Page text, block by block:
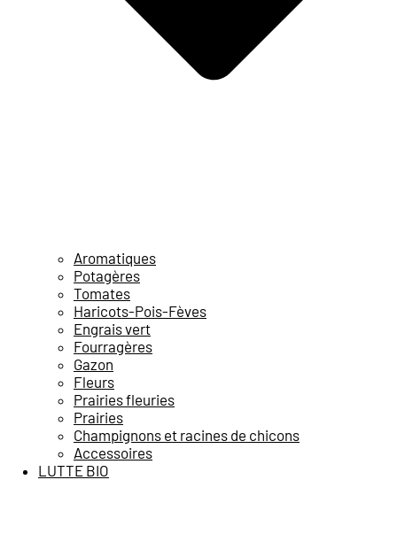
Aromatiques
Potagères
Tomates
Haricots-Pois-Fèves
Engrais vert
Fourragères
Gazon
Fleurs
Prairies fleuries
Prairies
Champignons et racines de chicons
Accessoires
LUTTE BIO